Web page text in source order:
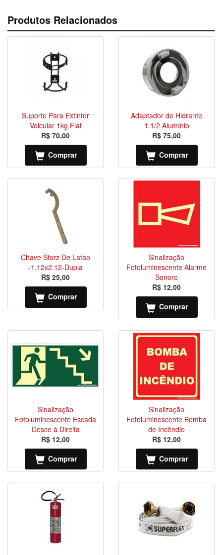
Produtos Relacionados
Suporte Para Extintor
Veicular 1kg Fiat
R$ 70,00
Comprar
Adaptador de Hidrante
1.1/2 Alumínio
R$ 75,00
Comprar
Chave Storz De Latao
-1.12x2.12-Dupla
R$ 25,00
Comprar
Sinalização
Fotoluminescente Alarme
Sonoro
R$ 12,00
Comprar
Sinalização
Fotoluminescente Escada
Desce à Direita
R$ 12,00
Comprar
Sinalização
Fotoluminescente Bomba
de Incêndio
R$ 12,00
Comprar